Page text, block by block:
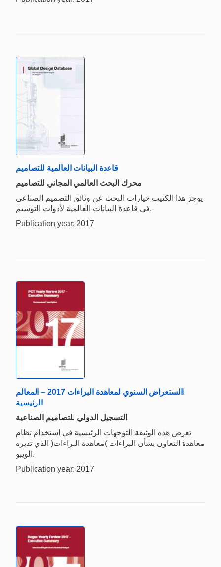
قاعدة البيانات العالمية للتصاميم
محرك البحث العالمي المجاني للتصاميم
يوجز هذا الكتيب خيارات البحث عن وثائق التصميم الصناعي
في قاعدة البيانات العالمية لأدوات التوسيم.
Publication year: 2017
االستعراض السنوي لمعاهدة البراءات 2017 – المعالم
الرئيسية
التسجيل الدولي للتصاميم الصناعية
تعرض هذه الوثيقة التوجهات الرئيسية في استخدام نظام
معاهدة التعاون بشأن البراءات )معاهدة البراءات( الذي تديره
الويبو.
Publication year: 2017